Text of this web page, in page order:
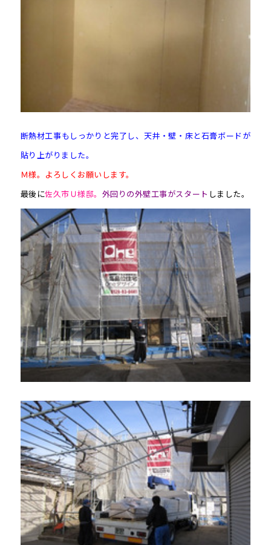
断熱材工事もしっかりと完了し、天井・壁・床と石膏ボードが
貼り上がりました。
Ｍ様。よろしくお願いします。
最後に佐久市Ｕ様邸。 外回りの外壁工事がスタート しました。